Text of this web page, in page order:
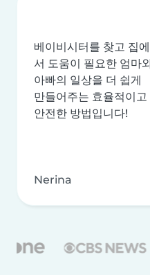
베이비시터를 찾고 집에
서 도움이 필요한 엄마
아빠의 일상을 더 쉽게
만들어주는 효율적이고
안전한 방법입니다!
Nerina